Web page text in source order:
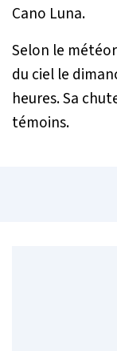
Cano Luna.
Selon le
du ciel le
heures. Sa
témoins.